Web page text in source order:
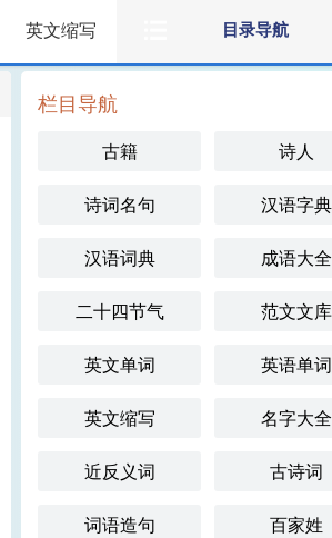
目录导航
英文缩写
栏目导航
古籍 诗人
诗词名句 汉语字典
汉语词典 成语大全
二十四节气 范文文库
英文单词 英语单词
英文缩写 名字大全
近反义词 古诗词
词语造句 百家姓